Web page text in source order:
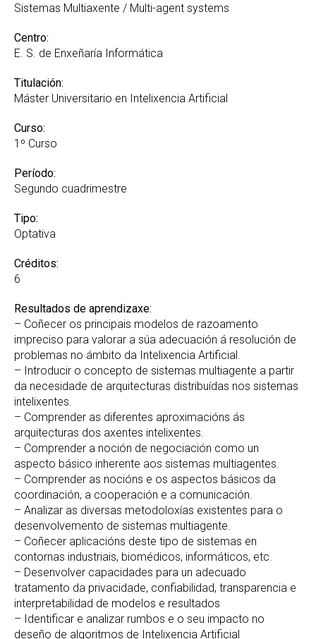
Sistemas Multiaxente / Multi-agent systems
Centro:
E. S. de Enxeñaría Informática
Titulación:
Máster Universitario en Intelixencia Artificial
Curso:
1º Curso
Período:
Segundo cuadrimestre
Tipo:
Optativa
Créditos:
6
Resultados de aprendizaxe:
– Coñecer os principais modelos de razoamento
impreciso para valorar a súa adecuación á resolución de
problemas no ámbito da Intelixencia Artificial.
– Introducir o concepto de sistemas multiagente a partir
da necesidade de arquitecturas distribuídas nos sistemas
intelixentes.
– Comprender as diferentes aproximacións ás
arquitecturas dos axentes intelixentes.
– Comprender a noción de negociación como un
aspecto básico inherente aos sistemas multiagentes.
– Comprender as nocións e os aspectos básicos da
coordinación, a cooperación e a comunicación.
– Analizar as diversas metodoloxías existentes para o
desenvolvemento de sistemas multiagente.
– Coñecer aplicacións deste tipo de sistemas en
contornas industriais, biomédicos, informáticos, etc.
– Desenvolver capacidades para un adecuado
tratamento da privacidade, confiabilidad, transparencia e
interpretabilidad de modelos e resultados
– Identificar e analizar rumbos e o seu impacto no
deseño de algoritmos de Intelixencia Artificial